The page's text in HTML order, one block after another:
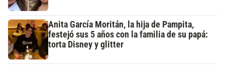
Anita García Moritán, la hija de Pampita,
festejó sus 5 años con la familia de su papá:
torta Disney y glitter